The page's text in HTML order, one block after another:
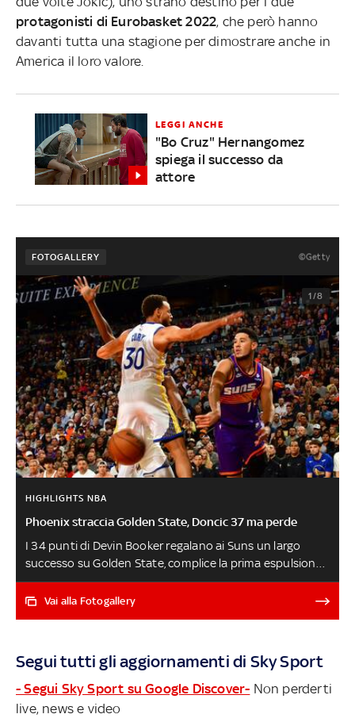
protagonisti di Eurobasket 2022, che però hanno
davanti tutta una stagione per dimostrare anche in
America il loro valore.
LEGGI ANCHE
"Bo Cruz" Hernangomez
spiega il successo da
attore
FOTOGALLERY ©Getty
1/8
HIGHLIGHTS NBA
Phoenix straccia Golden State, Doncic 37 ma perde
I 34 punti di Devin Booker regalano ai Suns un largo
successo su Golden State, complice la prima espulsione
in carriera per Klay Thompson. Luka Doncic segna 37
punti ma i Mavericks perdono a New Orleans, con uno
Detroit nonostante i problemi fisici di Bradley Beal
Vai alla Fotogallery
Segui tutti gli aggiornamenti di Sky Sport
- Segui Sky Sport su Google Discover- Non perderti
live, news e video